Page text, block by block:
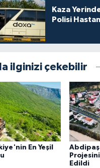
Kaza
Polisi
ilginizi çekebilir
En Yeşil
Edildi